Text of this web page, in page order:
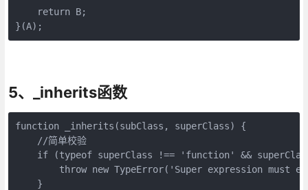
    return B;
}(A);
5、_inherits函数
function _inherits(subClass, superClass) {
    //简单校验
if (typeof superClass !== 'function' &&
throw new TypeError('Super expression must
    }